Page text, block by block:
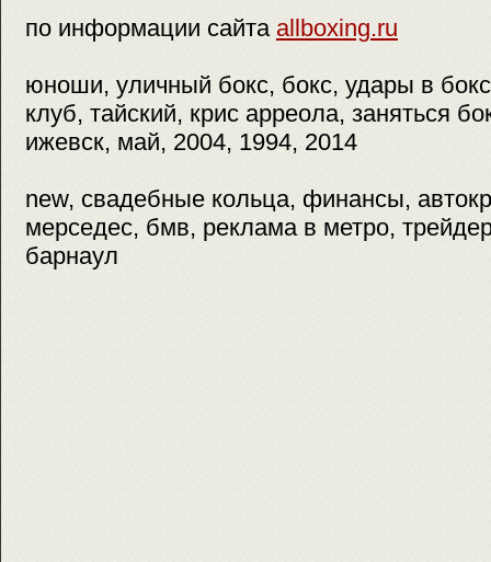
по информации сайта allboxing.ru
юноши, уличный бокс, бокс, удары в
клуб, тайский, крис арреола, заняться
ижевск, май, 2004, 1994, 2014
new, свадебные кольца, финансы,
мерседес, бмв, реклама в метро,
барнаул